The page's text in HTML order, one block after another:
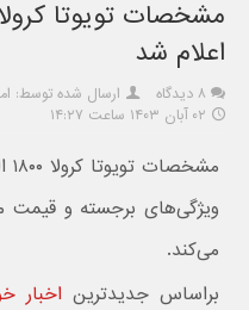
اعلام شد
۸ دیدگاه
ارسال شده توسط:
۰۲ آبان ۱۴۰۳ ساعت ۱۴:۲۷
ویژگی‌های برجسته و قیمت
می‌کند.
براساس جدیدترین اخبار